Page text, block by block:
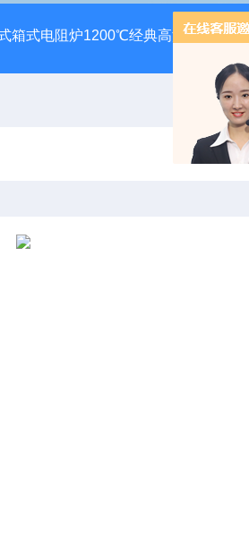
箱式电阻炉1200℃经典高温马弗炉